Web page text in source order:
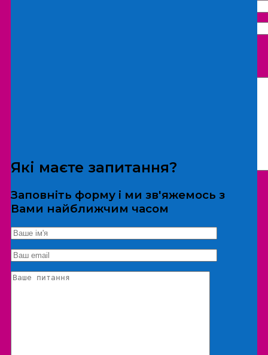
*Дані не передаються третім особам
Екскурсія/локація
Які маєте запитання?
Заповніть форму і ми зв'яжемось з
Вами найближчим часом